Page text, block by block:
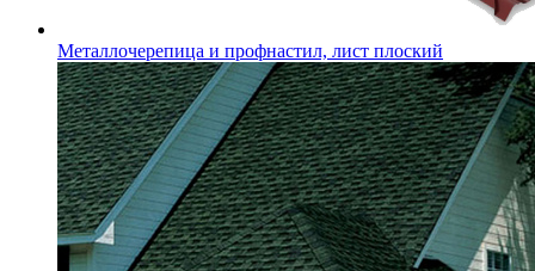
Металлочерепица и профнастил, лист плоский